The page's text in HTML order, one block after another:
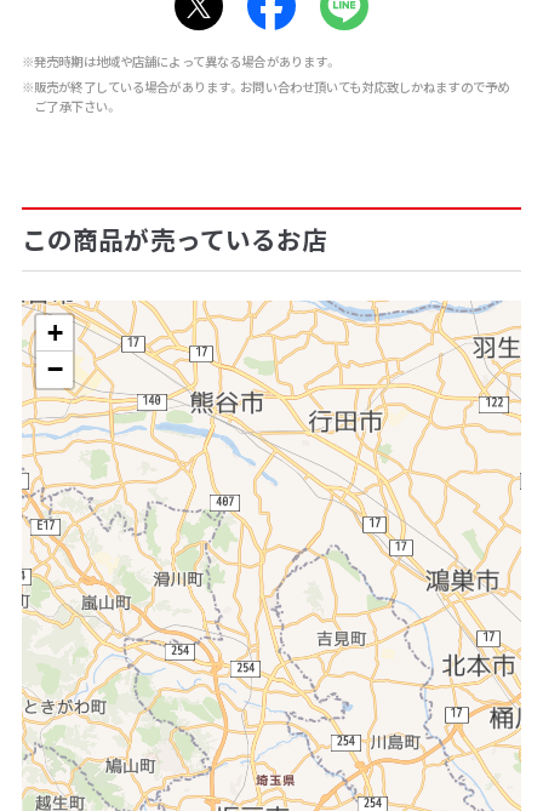
※発売時期は地域や店舗によって異なる場合があります。
※販売が終了している場合があります。お問い合わせ頂いても対応致しかねますので予め
ご了承下さい。
この商品が売っているお店
+
−